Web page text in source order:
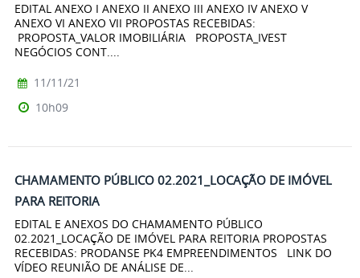
EDITAL ANEXO I ANEXO II ANEXO III ANEXO IV ANEXO V
ANEXO VI ANEXO VII PROPOSTAS RECEBIDAS:
PROPOSTA_VALOR IMOBILIÁRIA PROPOSTA_IVEST
NEGÓCIOS CONT....
11/11/21
10h09
CHAMAMENTO PÚBLICO 02.2021_LOCAÇÃO DE IMÓVEL
PARA REITORIA
EDITAL E ANEXOS DO CHAMAMENTO PÚBLICO
02.2021_LOCAÇÃO DE IMÓVEL PARA REITORIA PROPOSTAS
RECEBIDAS: PRODANSE PK4 EMPREENDIMENTOS LINK DO
VÍDEO REUNIÃO DE ANÁLISE DE...